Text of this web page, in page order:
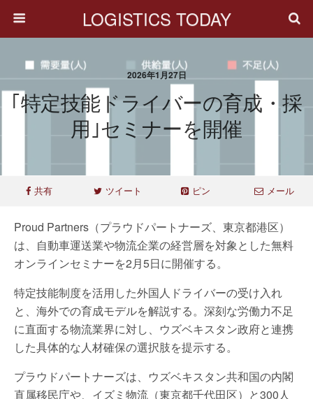
LOGISTICS TODAY
2026年1月27日
｢特定技能ドライバーの育成・採
用｣セミナーを開催
共有 ツイート ピン メール
Proud Partners（プラウドパートナーズ、東京都港区）
は、自動車運送業や物流企業の経営層を対象とした無料
オンラインセミナーを2月5日に開催する。
特定技能制度を活用した外国人ドライバーの受け入れ
と、海外での育成モデルを解説する。深刻な労働力不足
に直面する物流業界に対し、ウズベキスタン政府と連携
した具体的な人材確保の選択肢を提示する。
プラウドパートナーズは、ウズベキスタン共和国の内閣
直属移民庁や、イズミ物流（東京都千代田区）と300人